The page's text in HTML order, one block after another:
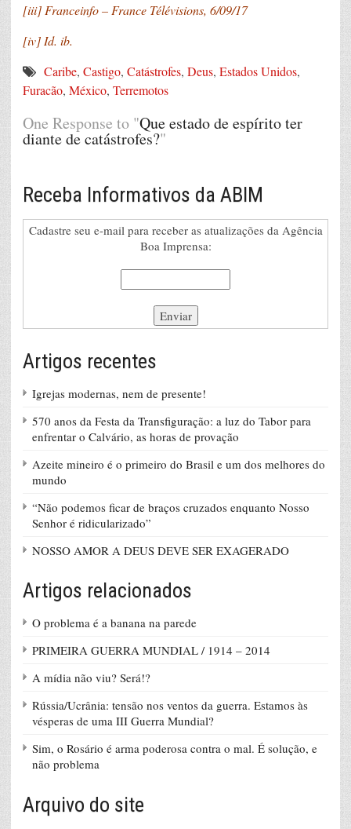
[iii] Franceinfo – France Télévisions, 6/09/17
[iv] Id. ib.
Caribe, Castigo, Catástrofes, Deus, Estados Unidos,
Furacão, México, Terremotos
One Response to "Que estado de espírito ter
diante de catástrofes?"
Receba Informativos da ABIM
Cadastre seu e-mail para receber as atualizações da Agência
Boa Imprensa:
Artigos recentes
Igrejas modernas, nem de presente!
570 anos da Festa da Transfiguração: a luz do Tabor para
enfrentar o Calvário, as horas de provação
Azeite mineiro é o primeiro do Brasil e um dos melhores do
mundo
“Não podemos ficar de braços cruzados enquanto Nosso
Senhor é ridicularizado”
NOSSO AMOR A DEUS DEVE SER EXAGERADO
Artigos relacionados
O problema é a banana na parede
PRIMEIRA GUERRA MUNDIAL / 1914 – 2014
A mídia não viu? Será!?
Rússia/Ucrânia: tensão nos ventos da guerra. Estamos às
vésperas de uma III Guerra Mundial?
Sim, o Rosário é arma poderosa contra o mal. É solução, e
não problema
Arquivo do site